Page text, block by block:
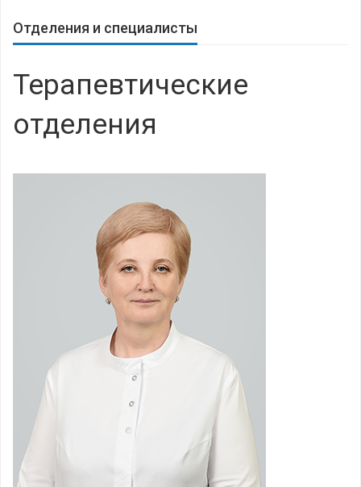
Отделения и специалисты
Терапевтические
отделения